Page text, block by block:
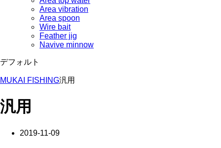
Area vibration
Area spoon
Wire bait
Feather jig
Navive minnow
デフォルト
MUKAI FISHING汎用
汎用
2019-11-09